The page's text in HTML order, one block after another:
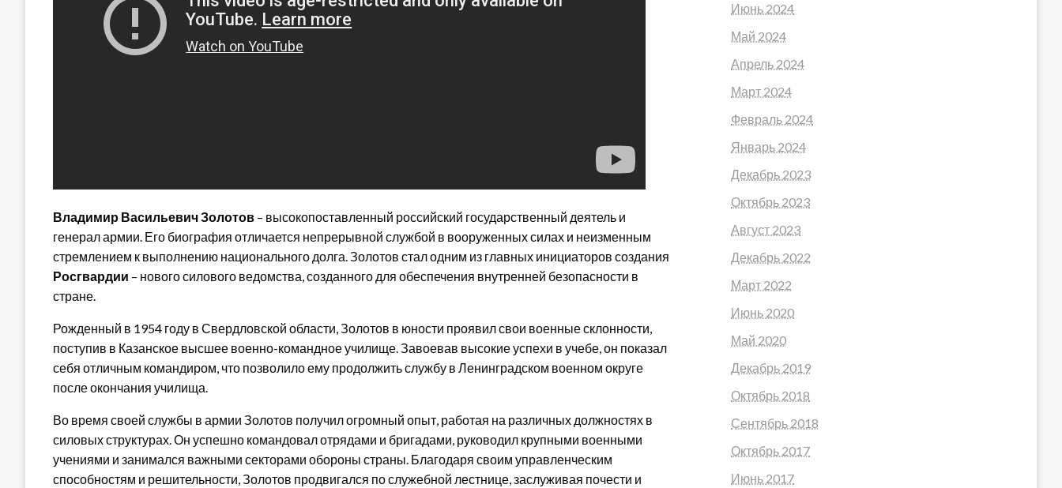
Владимир Васильевич Золотов – высокопоставленный российский государственный деятель и
генерал армии. Его биография отличается непрерывной службой в вооруженных силах и неизменным
стремлением к выполнению национального долга. Золотов стал одним из главных инициаторов создания
Росгвардии – нового силового ведомства, созданного для обеспечения внутренней безопасности в
стране.
Рожденный в 1954 году в Свердловской области, Золотов в юности проявил свои военные склонности,
поступив в Казанское высшее военно-командное училище. Завоевав высокие успехи в учебе, он показал
себя отличным командиром, что позволило ему продолжить службу в Ленинградском военном округе
после окончания училища.
Во время своей службы в армии Золотов получил огромный опыт, работая на различных должностях в
силовых структурах. Он успешно командовал отрядами и бригадами, руководил крупными военными
учениями и занимался важными секторами обороны страны. Благодаря своим управленческим
способностям и решительности, Золотов продвигался по служебной лестнице, заслуживая почести и
Июнь 2024
Май 2024
Апрель 2024
Март 2024
Февраль 2024
Январь 2024
Декабрь 2023
Октябрь 2023
Август 2023
Декабрь 2022
Март 2022
Июнь 2020
Май 2020
Декабрь 2019
Октябрь 2018
Сентябрь 2018
Октябрь 2017
Июнь 2017